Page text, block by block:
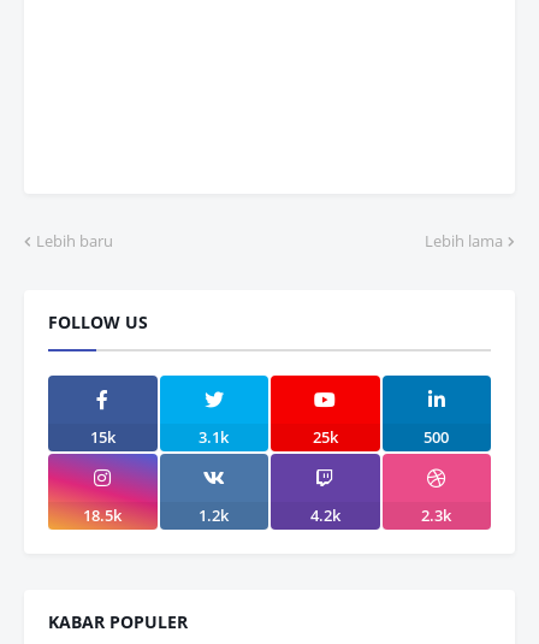
Lebih baru Lebih lama
FOLLOW US
15k 3.1k 25k 500
18.5k 1.2k 4.2k 2.3k
KABAR POPULER